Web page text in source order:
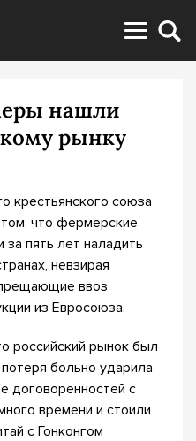
нашли
рынку
крестьянского союза
что фермерские
за пять лет наладить
невзирая
ввоз
из Евросоюза.
российский рынок был
больно ударила
договоренностей с
времени и стоили
с Гонконгом